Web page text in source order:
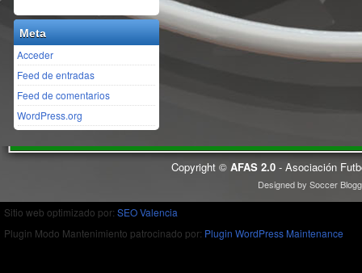
Meta
Acceder
Feed de entradas
Feed de comentarios
WordPress.org
Copyright © AFAS 2.0 - Asociación
Designed bySoccer
Sitio web optimizado por: SEO Valencia
Plugin Modo Mantenimiento patrocinado por: Plugin WordPress Maintenance